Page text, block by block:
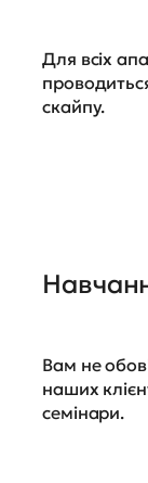
Для всіх
скайпу.
Вам не
наших
семінари.